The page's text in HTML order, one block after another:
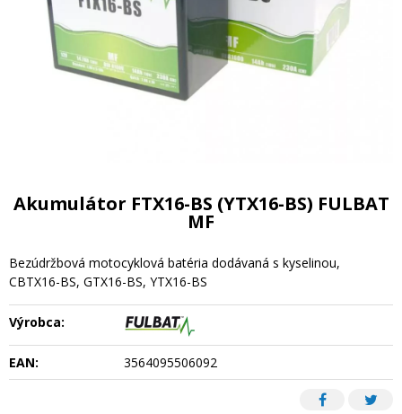
Akumulátor FTX16-BS (YTX16-BS) FULBAT
MF
Bezúdržbová motocyklová batéria dodávaná s kyselinou,
CBTX16-BS, GTX16-BS, YTX16-BS
Výrobca:
EAN: 3564095506092